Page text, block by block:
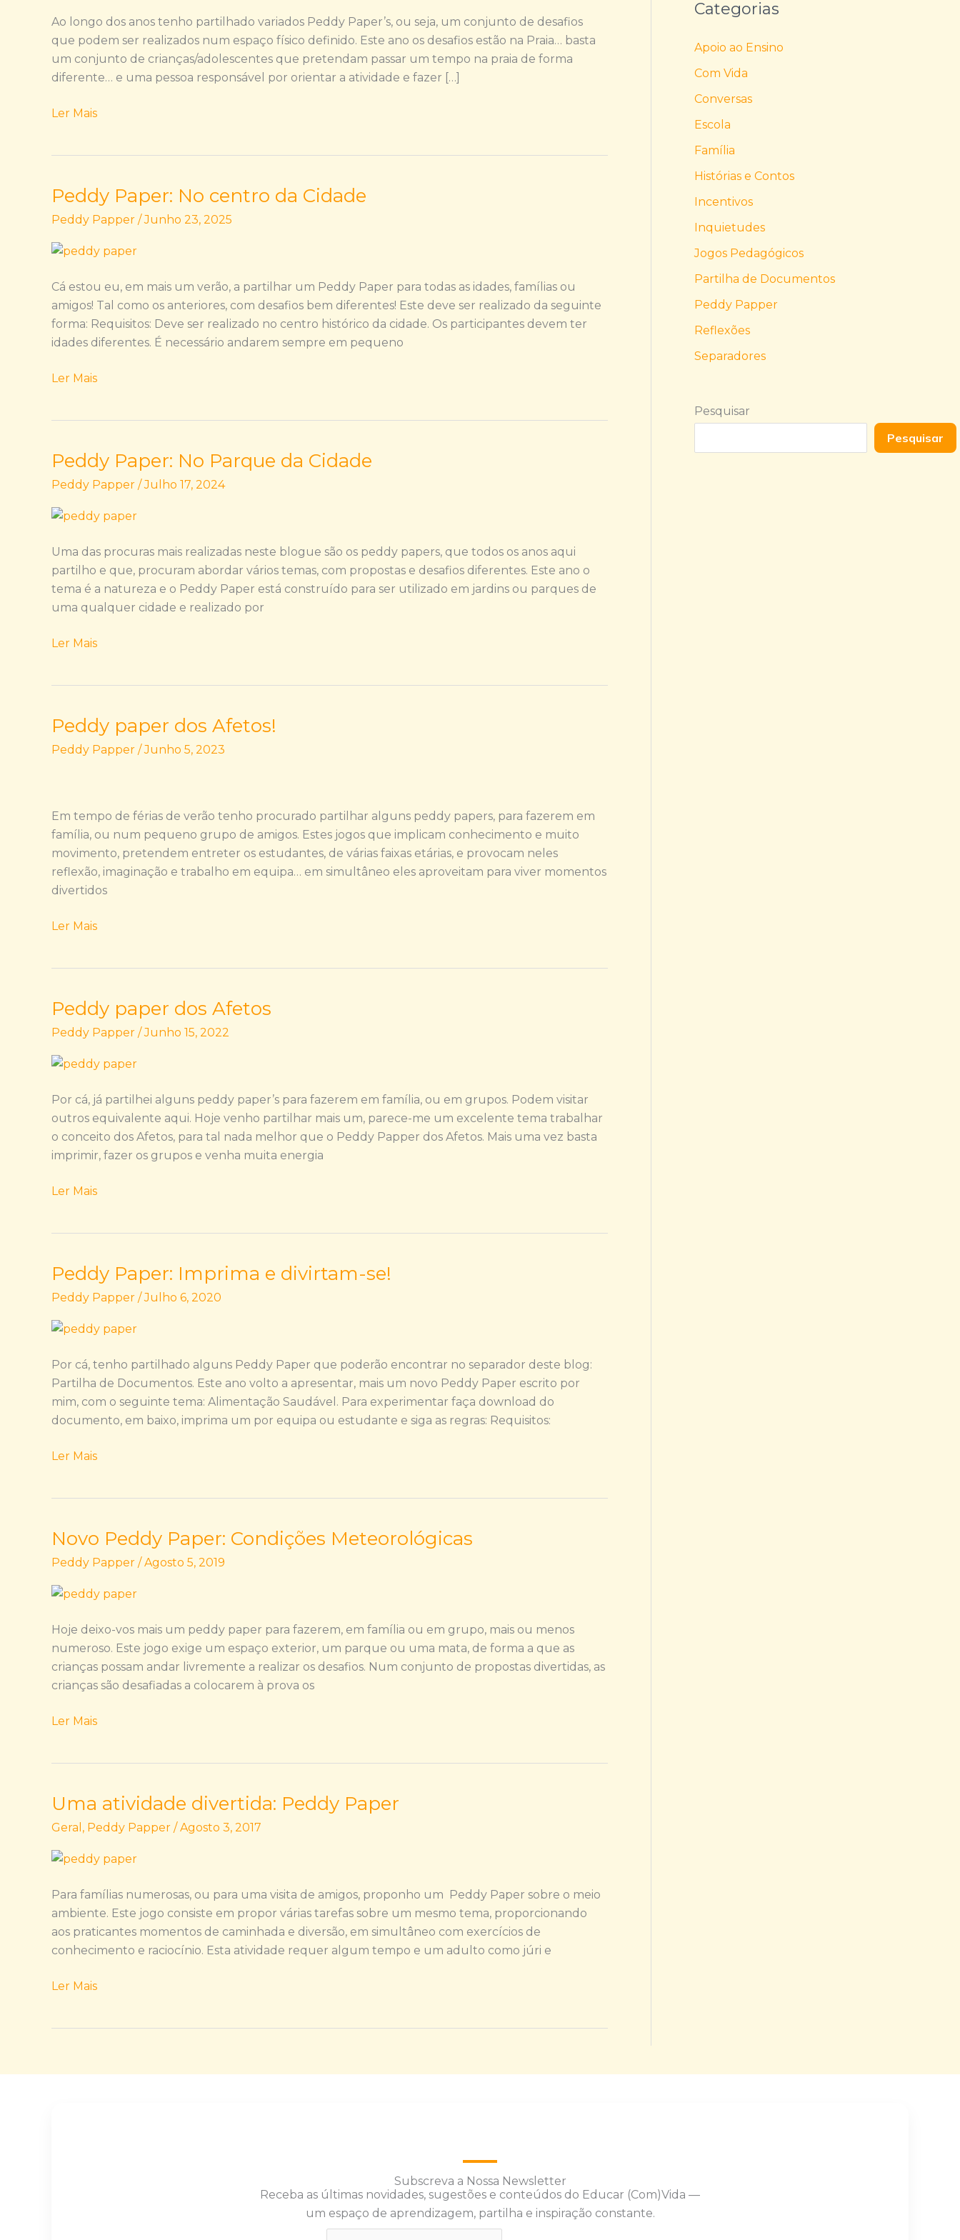
Ao longo dos anos tenho partilhado variados Peddy Paper’s, ou seja, um conjunto de desafios
que podem ser realizados num espaço físico definido. Este ano os desafios estão na Praia… basta
um conjunto de crianças/adolescentes que pretendam passar um tempo na praia de forma
diferente… e uma pessoa responsável por orientar a atividade e fazer […]
Ler Mais
Peddy Paper: No centro da Cidade
Peddy Papper /Junho 23, 2025
Cá estou eu, em mais um verão, a partilhar um Peddy Paper para todas as idades, famílias ou
amigos! Tal como os anteriores, com desafios bem diferentes! Este deve ser realizado da seguinte
forma: Requisitos: Deve ser realizado no centro histórico da cidade. Os participantes devem ter
idades diferentes. É necessário andarem sempre em pequeno
Peddy
Paper:
centro
Cidade
Ler Mais
Peddy Paper: No Parque da Cidade
Peddy Papper /Julho 17, 2024
Uma das procuras mais realizadas neste blogue são os peddy papers, que todos os anos aqui
partilho e que, procuram abordar vários temas, com propostas e desafios diferentes. Este ano o
tema é a natureza e o Peddy Paper está construído para ser utilizado em jardins ou parques de
uma qualquer cidade e realizado por
Peddy
Paper:
Parque
Cidade
Ler Mais
Peddy paper dos Afetos!
Peddy Papper /Junho 5, 2023
Em tempo de férias de verão tenho procurado partilhar alguns peddy papers, para fazerem em
família, ou num pequeno grupo de amigos. Estes jogos que implicam conhecimento e muito
movimento, pretendem entreter os estudantes, de várias faixas etárias, e provocam neles
reflexão, imaginação e trabalho em equipa… em simultâneo eles aproveitam para viver momentos
divertidos
Peddy
paper
Ler Mais
Peddy paper dos Afetos
Peddy Papper /Junho 15, 2022
Por cá, já partilhei alguns peddy paper’s para fazerem em família, ou em grupos. Podem visitar
outros equivalente aqui. Hoje venho partilhar mais um, parece-me um excelente tema trabalhar
o conceito dos Afetos, para tal nada melhor que o Peddy Papper dos Afetos. Mais uma vez basta
imprimir, fazer os grupos e venha muita energia
Peddy
paper
Afetos
Ler Mais
Peddy Paper: Imprima e divirtam-se!
Peddy Papper /Julho 6, 2020
Por cá, tenho partilhado alguns Peddy Paper que poderão encontrar no separador deste blog:
Partilha de Documentos. Este ano volto a apresentar, mais um novo Peddy Paper escrito por
mim, com o seguinte tema: Alimentação Saudável. Para experimentar faça download do
documento, em baixo, imprima um por equipa ou estudante e siga as regras: Requisitos:
Peddy
Paper:
Imprima
e
se!
Ler Mais
Novo Peddy Paper: Condições Meteorológicas
Peddy Papper / Agosto 5, 2019
Hoje deixo-vos mais um peddy paper para fazerem, em família ou em grupo, mais ou menos
numeroso. Este jogo exige um espaço exterior, um parque ou uma mata, de forma a que as
crianças possam andar livremente a realizar os desafios. Num conjunto de propostas divertidas, as
crianças são desafiadas a colocarem à prova os
Novo
Peddy
Paper:
Condições
Ler Mais
Uma atividade divertida: Peddy Paper
Geral , Peddy Papper / Agosto 3, 2017
Para famílias numerosas, ou para uma visita de amigos, proponho um Peddy Paper sobre o meio
ambiente. Este jogo consiste em propor várias tarefas sobre um mesmo tema, proporcionando
aos praticantes momentos de caminhada e diversão, em simultâneo com exercícios de
conhecimento e raciocínio. Esta atividade requer algum tempo e um adulto como júri e
Uma
atividade
divertida:
Peddy
Ler Mais
Categorias
Apoio ao Ensino
Com Vida
Conversas
Escola
Família
Histórias e Contos
Incentivos
Inquietudes
Jogos Pedagógicos
Partilha de Documentos
Peddy Papper
Reflexões
Separadores
Pesquisar
Pesquisar
Subscreva a Nossa Newsletter
Receba as últimas novidades, sugestões e conteúdos do Educar (Com)Vida —
um espaço de aprendizagem, partilha e inspiração constante.